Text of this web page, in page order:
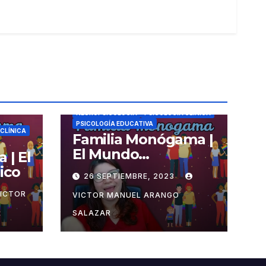
| El
PSICOLOGÍA EDUCATIVA
Familia Monógama |
El Mundo
Psicológico
26 SEPTIEMBRE, 2023
VICTOR MANUEL ARANGO
SALAZAR